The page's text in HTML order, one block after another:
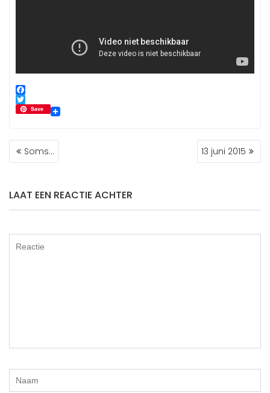
F
a
b
o
o
T
t
t
e
Save
BERICHT
NAVIGATIE
Soms… 13 juni 2015
LAAT EEN REACTIE ACHTER